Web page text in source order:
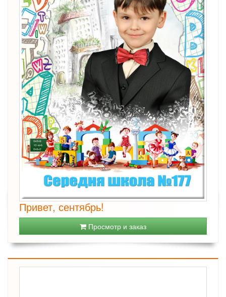
Привет, сентябрь!
Просмотр и заказ